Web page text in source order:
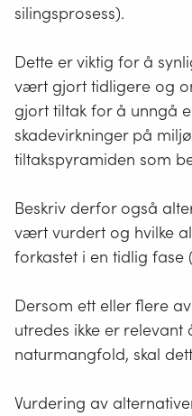
silingsprosess).
Dette er viktig for å
vært gjort tidligere og
gjort tiltak for å unngå
skadevirkninger på
tiltakspyramiden som
Beskriv derfor også
vært vurdert og hvilke
forkastet i en tidlig fase
Dersom ett eller flere
utredes ikke er
naturmangfold, skal
Vurdering av